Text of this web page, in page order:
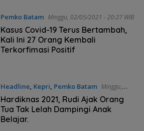
Pemko Batam Minggu, 02/05/2021 - 20:27 WIB
Kasus Covid-19 Terus Bertambah,
Kali Ini 27 Orang Kembali
Terkorfimasi Positif
Headline, Kepri, Pemko Batam Minggu,
02/05/2021 - 18:35 WIB
Hardiknas 2021, Rudi Ajak Orang
Tua Tak Lelah Dampingi Anak
Belajar.